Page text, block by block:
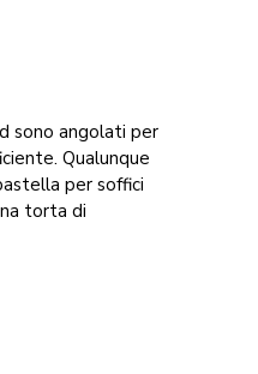
sono angolati per
Qualunque
per soffici
torta di